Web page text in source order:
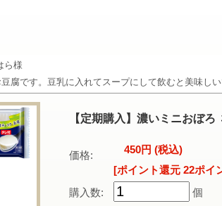
ら様
腐です。豆乳に入れてスープにして飲むと美味しい
【定期購入】濃いミニおぼろ
価格:
450円 (税込)
[ポイント還元 22ポイ
購入数:
個